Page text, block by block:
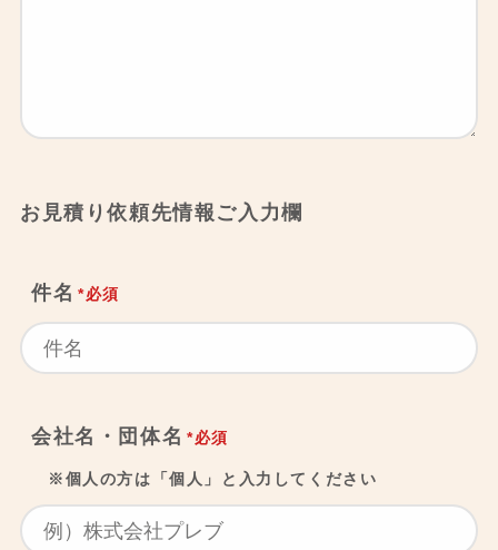
お見積り依頼先情報ご入力欄
件名 *必須
会社名・団体名 *必須
※個人の方は「個人」と入力してください